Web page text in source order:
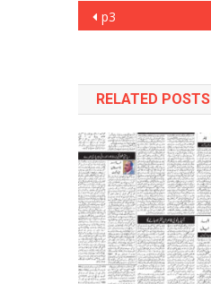
Post
p3
RELATED POSTS